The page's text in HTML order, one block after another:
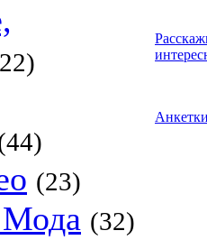
(23)
Мода (32)